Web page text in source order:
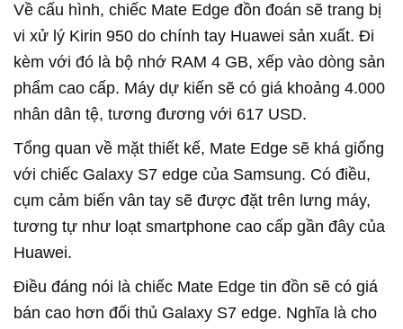
Về cấu hình, chiếc Mate Edge đồn đoán sẽ trang bị
vi xử lý Kirin 950 do chính tay Huawei sản xuất. Đi
kèm với đó là bộ nhớ RAM 4 GB, xếp vào dòng sản
phẩm cao cấp. Máy dự kiến sẽ có giá khoảng 4.000
nhân dân tệ, tương đương với 617 USD.
Tổng quan về mặt thiết kế, Mate Edge sẽ khá giống
với chiếc Galaxy S7 edge của Samsung. Có điều,
cụm cảm biến vân tay sẽ được đặt trên lưng máy,
tương tự như loạt smartphone cao cấp gần đây của
Huawei.
Điều đáng nói là chiếc Mate Edge tin đồn sẽ có giá
bán cao hơn đối thủ Galaxy S7 edge. Nghĩa là cho